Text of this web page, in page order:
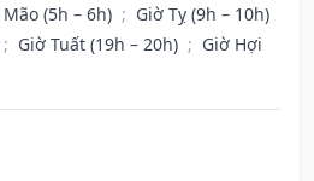
(5h – 6h) ; Giờ Tỵ (9h – 10h)
; Giờ Tuất (19h – 20h) ; Giờ Hợi